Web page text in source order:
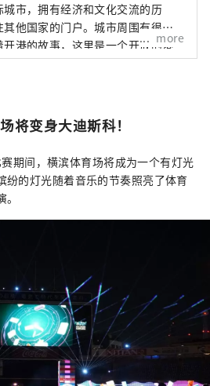
城市，拥有经济和文化交流的历
其他国家的门户。城市周围有很多
开港的故事，这里是一个开放的港
今仍有许多外国客船来来往往。它
研发基地。欢迎来到这座令人兴
融合了精致的城市滨水区和田园
区的魅力！
more
将变身大迪斯科！
期间，横滨体育场将成为一个有灯光
纷的灯光随着音乐的节奏照亮了体育